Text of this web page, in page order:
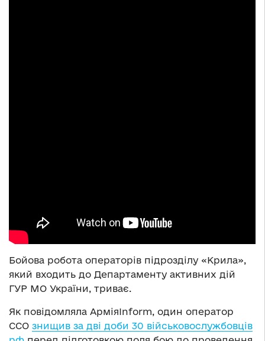
Бойова робота операторів підрозділу «Крила»,
який входить до Департаменту активних дій
ГУР МО України, триває.
Як повідомляла АрміяInform, один оператор
ССО знищив за дві доби 30 військовослужбовців